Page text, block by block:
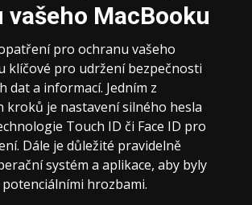
vašeho MacBooku
pro ochranu vašeho
klíčové pro udržení bezpečnosti
dat a informací. Jedním z
kroků je nastavení silného hesla
Touch ID či Face ID pro
Dále je důležité pravidelně
systém a aplikace, aby byly
hrozbami.